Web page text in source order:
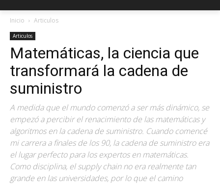
Inicio Articulos
Articulos
Matemáticas, la ciencia que
transformará la cadena de
suministro
A medida que el mundo comenzó a ser más dinámico, se
empezó a percibir el renacimiento de las matemáticas y
algoritmos en la cadena de suministro. Cuando comencé
mi carrera a finales de los 90, la cadena de suministro era
el lugar perfecto para los expertos en matemáticas.
Como disciplina, el supply chain no era realmente tan
grande en las universidades, por lo que el camino